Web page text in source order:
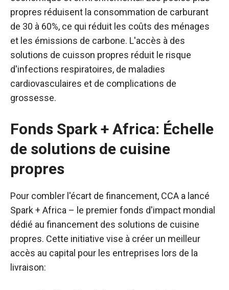
propres réduisent la consommation de carburant
de 30 à 60%, ce qui réduit les coûts des ménages
et les émissions de carbone. L'accès à des
solutions de cuisson propres réduit le risque
d'infections respiratoires, de maladies
cardiovasculaires et de complications de
grossesse.
Fonds Spark + Africa: Échelle
de solutions de cuisine
propres
Pour combler l'écart de financement, CCA a lancé
Spark + Africa – le premier fonds d'impact mondial
dédié au financement des solutions de cuisine
propres. Cette initiative vise à créer un meilleur
accès au capital pour les entreprises lors de la
livraison: